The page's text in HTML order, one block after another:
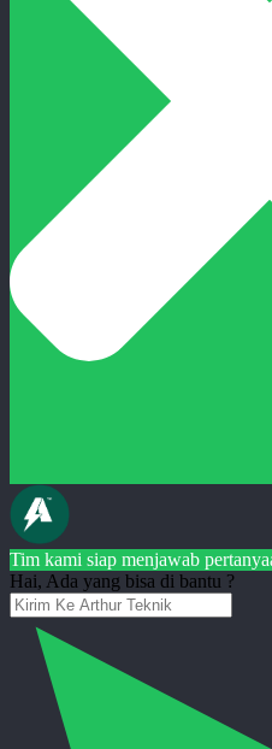
Tim kami siap menjawab
Hai, Ada yang bisa di bantu ?